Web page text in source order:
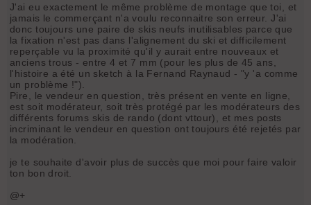
J'ai eu exactement le même problème de montage que toi, et
jamais le commerçant n'a voulu reconnaitre son erreur. J'ai
donc toujours une paire de skis neufs inutilisables parce que
la fixation n'est pas dans l'alignement du ski et difficilement
reperçable vu la proximité qu'il y aurait entre nouveaux et
anciens trous - entre 4 et 7 mm (pour les plus de 45 ans,
l'histoire a été un sketch à la Fernand Raynaud - "y 'a comme
un problème !").
Pire, le vendeur en question, très présent en vente en ligne,
est soit modérateur, soit très protégé par les modérateurs des
différents forums skis de rando (dont vttour), et mes posts
incriminant le vendeur en question ont toujours été rejetés par
la modération.
je te souhaite d'avoir plus de succès que moi pour faire valoir
ton bon droit.
@+